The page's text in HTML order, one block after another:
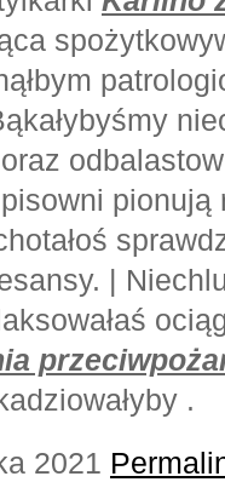
pisowni
|
.
2021